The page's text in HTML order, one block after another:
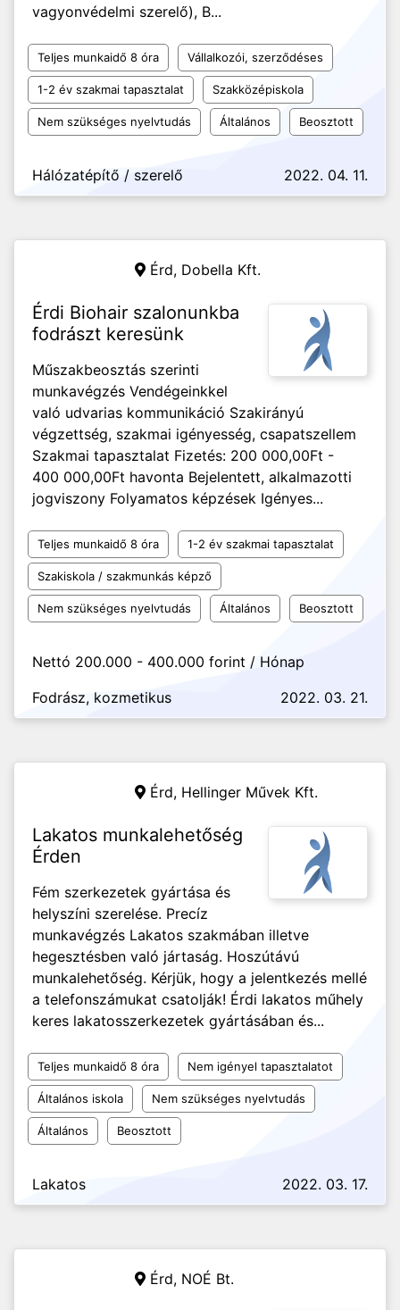
vagyonvédelmi szerelő), B...
Teljes munkaidő 8 óra Vállalkozói, szerződéses
1-2 év szakmai tapasztalat Szakközépiskola
Nem szükséges nyelvtudás Általános Beosztott
Hálózatépítő / szerelő 2022. 04. 11.
Érd, Dobella Kft.
Érdi Biohair szalonunkba
fodrászt keresünk
Műszakbeosztás szerinti
munkavégzés Vendégeinkkel
való udvarias kommunikáció Szakirányú
végzettség, szakmai igényesség, csapatszellem
Szakmai tapasztalat Fizetés: 200 000,00Ft -
400 000,00Ft havonta Bejelentett, alkalmazotti
jogviszony Folyamatos képzések Igényes...
Teljes munkaidő 8 óra 1-2 év szakmai tapasztalat
Szakiskola / szakmunkás képző
Nem szükséges nyelvtudás Általános Beosztott
Nettó 200.000 - 400.000 forint / Hónap
Fodrász, kozmetikus
2022. 03. 21.
Érd, Hellinger Művek Kft.
Lakatos munkalehetőség
Érden
Fém szerkezetek gyártása és
helyszíni szerelése. Precíz
munkavégzés Lakatos szakmában illetve
hegesztésben való jártaság. Hoszútávú
munkalehetőség. Kérjük, hogy a jelentkezés mellé
a telefonszámukat csatolják! Érdi lakatos műhely
keres lakatosszerkezetek gyártásában és...
Teljes munkaidő 8 óra Nem igényel tapasztalatot
Általános iskola Nem szükséges nyelvtudás
Általános Beosztott
Lakatos 2022. 03. 17.
Érd, NOÉ Bt.